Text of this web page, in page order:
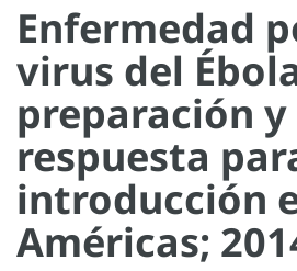
Enfermedad
virus del
preparación y
respuesta
introducción
Américas;